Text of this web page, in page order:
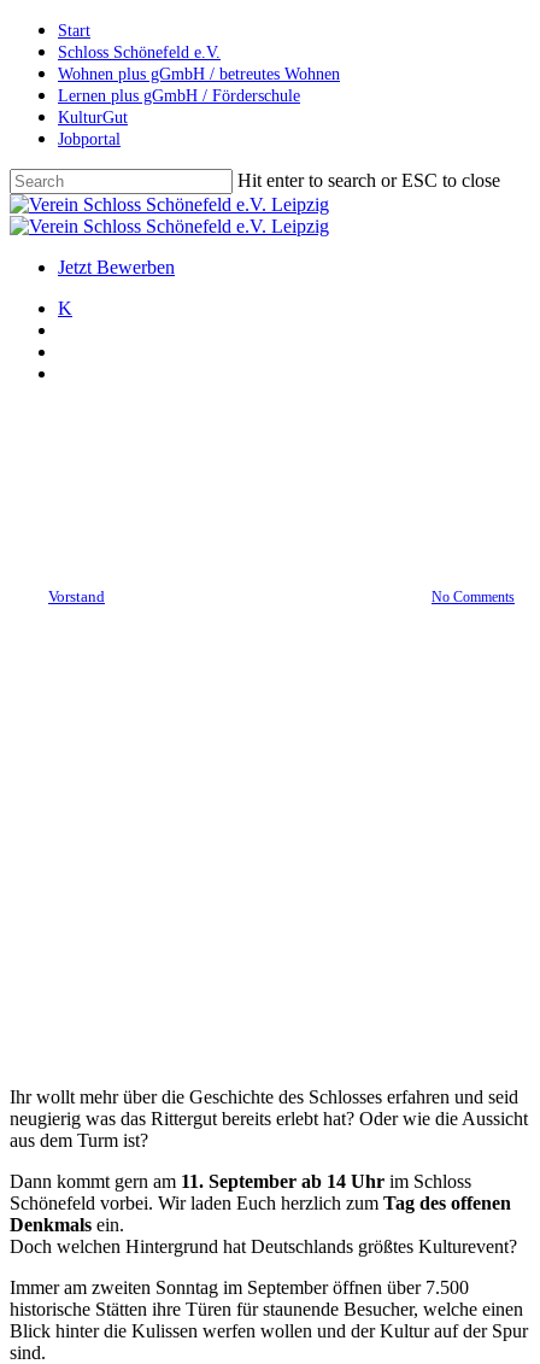
Skip
main
content
Start
Schloss Schönefeld e.V.
Wohnen plus gGmbH / betreutes Wohnen
Lernen plus gGmbH / Förderschule
KulturGut
Jobportal
Hit enter to search or ESC to close
Close
Search
search
account
Menu
Jetzt Bewerben
K
Vorstand No Comments
Ihr wollt mehr über die Geschichte des Schlosses erfahren und seid
neugierig was das Rittergut bereits erlebt hat? Oder wie die Aussicht
aus dem Turm ist?
Dann kommt gern am 11. September ab 14 Uhr im Schloss
Schönefeld vorbei. Wir laden Euch herzlich zum Tag des offenen
Denkmals ein.
Doch welchen Hintergrund hat Deutschlands größtes Kulturevent?
Immer am zweiten Sonntag im September öffnen über 7.500
historische Stätten ihre Türen für staunende Besucher, welche einen
Blick hinter die Kulissen werfen wollen und der Kultur auf der Spur
sind.